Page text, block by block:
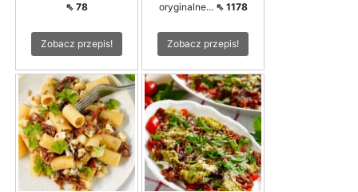
⇖ 78
Zobacz przepis!
oryginalne... ⇖ 1178
Zobacz przepis!